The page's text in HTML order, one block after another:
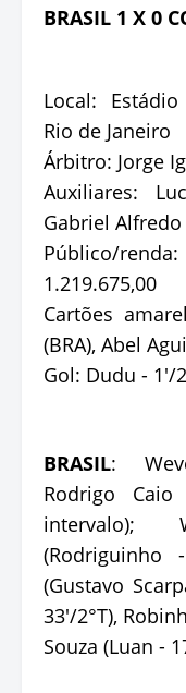
BRASIL 1 X 0
Local:
Rio de Janeiro
Árbitro: Jorge
Auxiliares:
Gabriel Alfredo
Público/
1.219.675,00
Cartões
(BRA), Abel
Gol: Dudu - 1'/
BRASIL:
Rodrigo
intervalo);
(Rodriguinho
(Gustavo
33'/2°T),
Souza (Luan -